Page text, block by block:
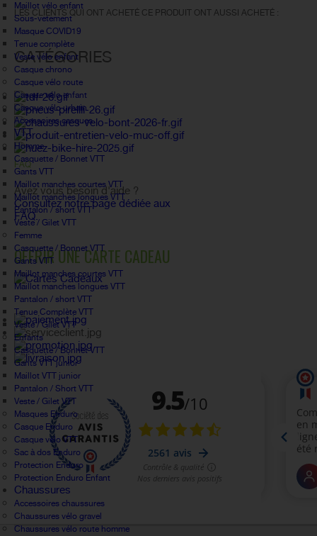
Maillot vélo enfant
Sous-vetement
Masque COVID19
Tenue complète
Veste vélo enfant
Casque chrono
Casque vélo route
Casque vélo enfant
Casque vélo urbain
Accessoires casques
VTT
Homme
Casquette / Bonnet VTT
Gants VTT
Maillot manches courtes VTT
Maillot manches longues VTT
Pantalon / short VTT
Veste / Gilet VTT
Femme
Casquette / Bonnet VTT
Gants VTT
Maillot manches courtes VTT
Maillot manches longues VTT
Pantalon / short VTT
Tenue Complète VTT
Veste / Gilet VTT
Enfants
Casquette / Bonnet VTT
Gants VTT junior
Maillot VTT junior
Pantalon / Short VTT
Veste / Gilet VTT
Masques Enduro
Casque Enduro
Casque vélo VTT
Sac à dos Enduro
Protection Enduro
Protection Enduro Enfant
Chaussures
Accessoires chaussures
Chaussures vélo gravel
Chaussures vélo route homme
LES CLIENTS QUI ONT ACHETÉ CE PRODUIT ONT AUSSI ACHETÉ :
CATÉGORIES
FAQ
Avez vous besoin d'aide ?
Consultez notre page dédiée aux
FAQ.
OFFRIR UNE CARTE CADEAU